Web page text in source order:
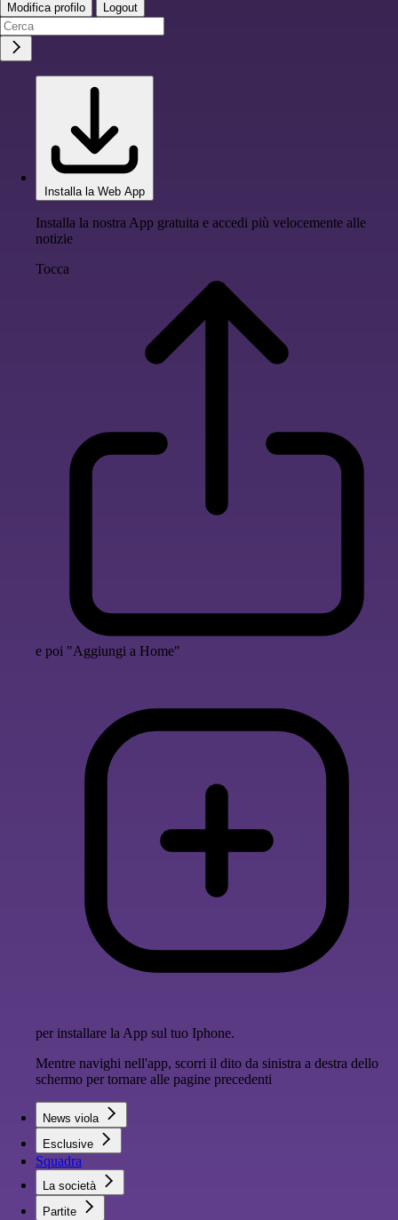
Modifica profilo Logout
Installa la Web App
Installa la nostra App gratuita e accedi più velocemente alle
notizie
Tocca
e poi "Aggiungi a Home"
per installare la App sul tuo Iphone.
Mentre navighi nell'app, scorri il dito da sinistra a destra dello
schermo per tornare alle pagine precedenti
News viola
Esclusive
Squadra
La società
Partite